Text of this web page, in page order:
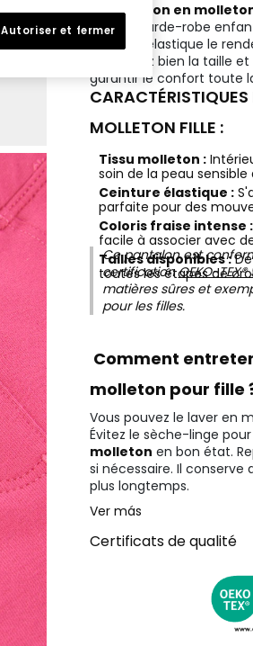
Lepantalon en
dans la garde-robe
ceinture élastique le
Choisissez bien la taille
garantir le confort toute
MOLLETON FILLE :
Tissu molleton :
soin de la peau sensible
Ceinture élastique :
parfaite pour des
Coloris fraise intense :
facile à associer avec
Tailles disponibles :De
toutes les étapes de
Ce pantalon est
certificationOEKO-
matières sûres et
pour les filles.
Comment
molleton pour fille
Vous pouvez le laver en
Évitez le sèche-linge
molleton en bon état.
si nécessaire. Il conserve
plus longtemps.
Ver más
Certificats de qualité
Autoriser et fermer